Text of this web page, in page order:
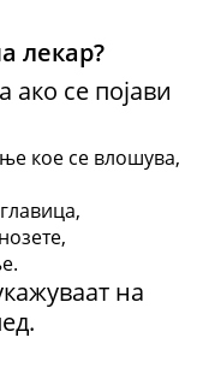
лекар?
се појави
кое се влошува,
на